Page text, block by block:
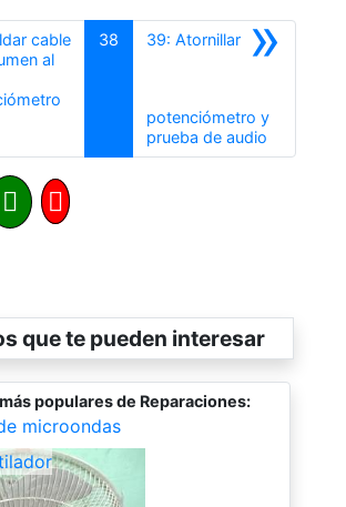
cable
al
38 »
39: Atornillar
potenciómetro y
prueba de audioSiguiente
que te pueden interesar
populares de Reparaciones:
microondas